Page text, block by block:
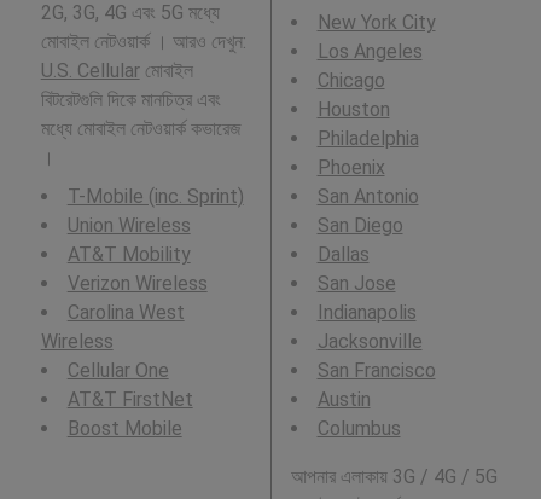
2G, 3G, 4G এবং 5G মধ্যে
মোবাইল নেটওয়ার্ক । আরও দেখুন:
U.S. Cellularমোবাইল
বিটরেটগুলি দিকে মানচিত্র এবং
মধ্যে মোবাইল নেটওয়ার্ক কভারেজ
।
T-Mobile (inc. Sprint)
Union Wireless
AT&T Mobility
Verizon Wireless
Carolina West
Wireless
Cellular One
AT&T FirstNet
Boost Mobile
New York City
Los Angeles
Chicago
Houston
Philadelphia
Phoenix
San Antonio
San Diego
Dallas
San Jose
Indianapolis
Jacksonville
San Francisco
Austin
Columbus
আপনার এলাকায় 3G / 4G / 5G